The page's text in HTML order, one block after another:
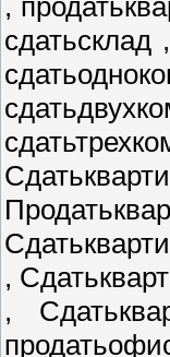
сдатьсклад
,
,